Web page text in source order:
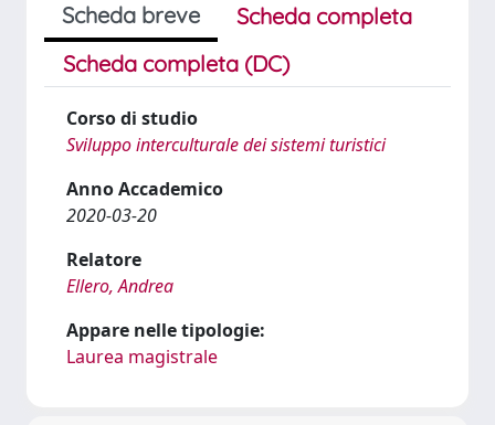
Scheda breve
Scheda completa
Scheda completa (DC)
Corso di studio
Sviluppo interculturale dei sistemi turistici
Anno Accademico
2020-03-20
Relatore
Ellero, Andrea
Appare nelle tipologie:
Laurea magistrale